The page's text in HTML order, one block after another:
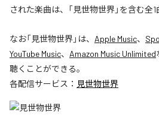
された楽曲は、「見世物世界」を含む全1
なお「見世物世界」は、 Apple Music、
YouTube Music、 Amazon Music Unlimited
聴くことができる。
各配信サービス： 見世物世界